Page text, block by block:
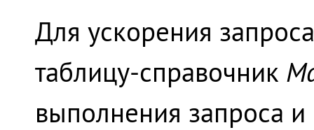
Для ускорения
таблицу-справочник
выполнения запроса и